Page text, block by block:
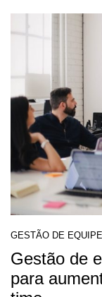
GESTÃO DE EQUIPE
Gestão de
para